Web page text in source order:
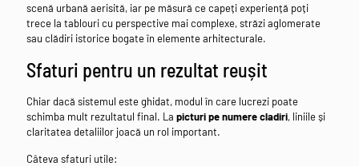
scenă urbană aerisită, iar pe măsură ce capeți experiență poți
trece la tablouri cu perspective mai complexe, străzi aglomerate
sau clădiri istorice bogate în elemente arhitecturale.
Sfaturi pentru un rezultat reușit
Chiar dacă sistemul este ghidat, modul în care lucrezi poate
schimba mult rezultatul final. La picturi pe numere cladiri, liniile și
claritatea detaliilor joacă un rol important.
Câteva sfaturi utile: